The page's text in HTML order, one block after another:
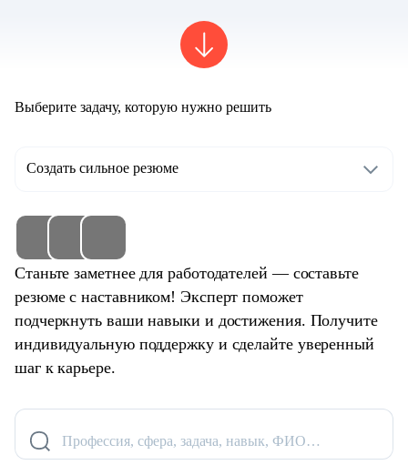
Выберите задачу, которую нужно решить
Создать сильное резюме
Станьте заметнее для работодателей — составьте
резюме с наставником! Эксперт поможет
подчеркнуть ваши навыки и достижения. Получите
индивидуальную поддержку и сделайте уверенный
шаг к карьере.
Профессия, сфера, задача, навык, ФИО…